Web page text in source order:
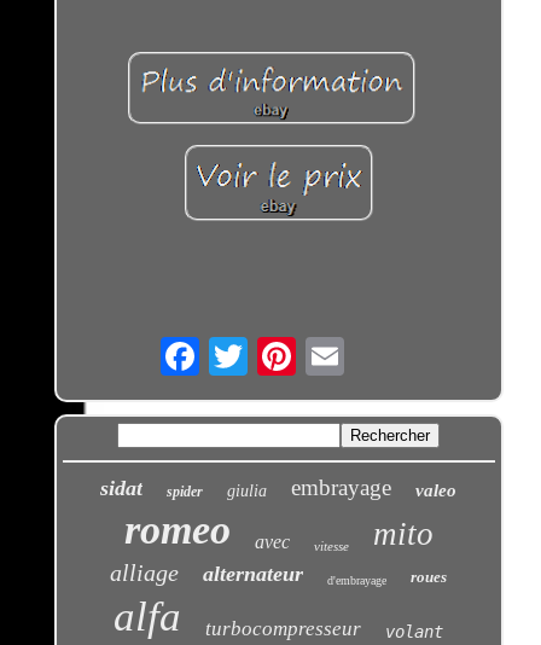
Email
sidat spider giulia embrayage valeo
romeo avec vitesse mito
alliage alternateur d'embrayage roues
alfa turbocompresseur volant